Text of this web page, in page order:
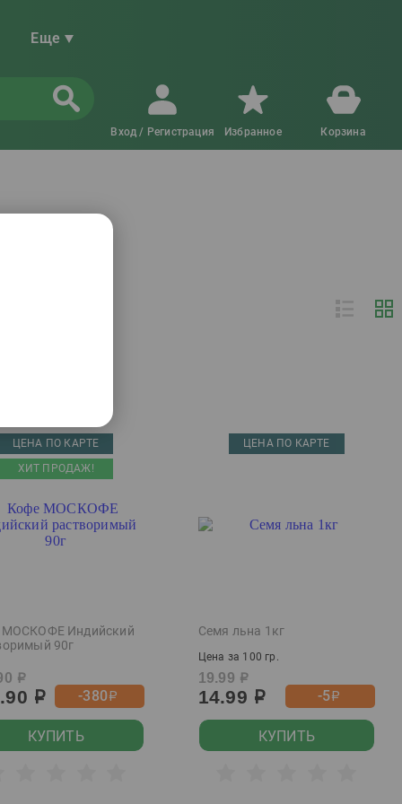
Еще
Вход / Регистрация Избранное Корзина
ЦЕНА ПО КАРТЕ
ХИТ ПРОДАЖ!
МОСКОФЕ Индийский
90г
р
р -380р
КУПИТЬ
ЦЕНА ПО КАРТЕ
Семя льна 1кг
Цена за 100 гр.
19.99 р
14.99 р -5р
КУПИТЬ